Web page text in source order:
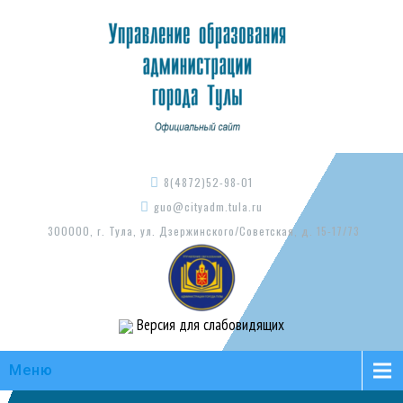
8(4872)52-98-01
guo@cityadm.tula.ru
300000, г. Тула, ул. Дзержинского/Советская, д. 15-17/73
Версия для слабовидящих
Меню